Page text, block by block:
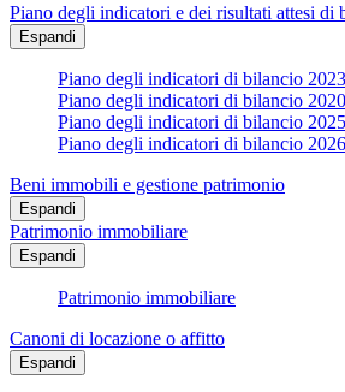
Piano degli indicatori e dei risultati attesi di
Espandi
Piano degli indicatori di bilancio
Piano degli indicatori di bilancio
Piano degli indicatori di bilancio
Piano degli indicatori di bilancio
Beni immobili e gestione patrimonio
Espandi
Patrimonio immobiliare
Espandi
Patrimonio immobiliare
Canoni di locazione o affitto
Espandi